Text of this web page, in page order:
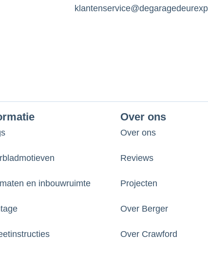
en inbouwruimte
Over ons
Over ons
Reviews
Projecten
Over Berger
Over Crawford